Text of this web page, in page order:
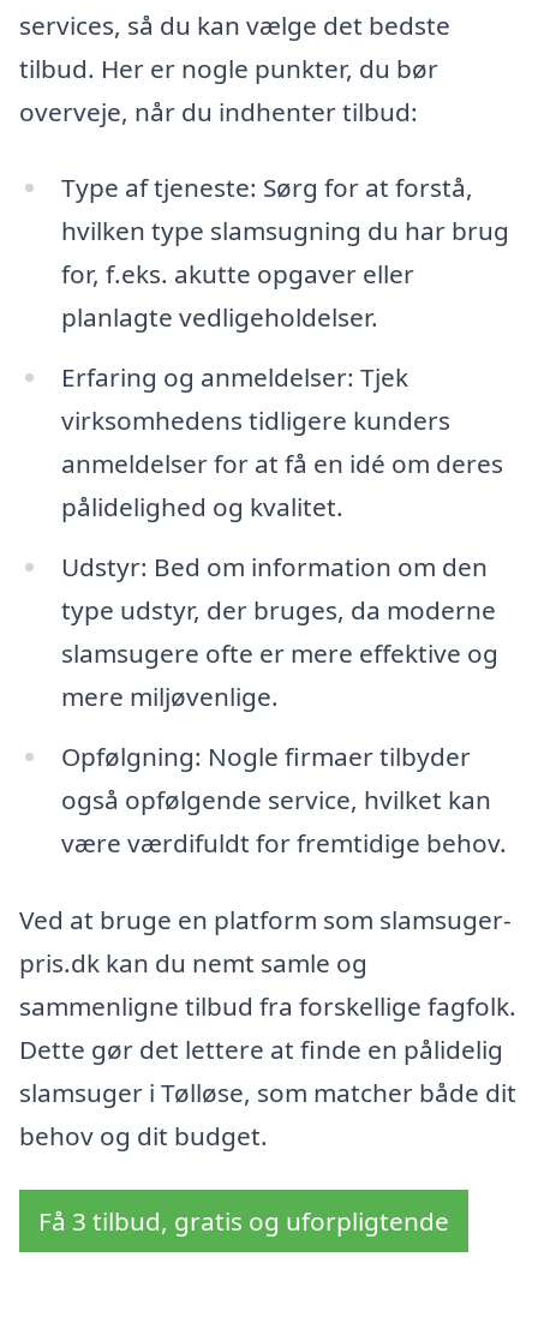
services, så du kan vælge det bedste
tilbud. Her er nogle punkter, du bør
overveje, når du indhenter tilbud:
Type af tjeneste: Sørg for at forstå,
hvilken type slamsugning du har brug
for, f.eks. akutte opgaver eller
planlagte vedligeholdelser.
Erfaring og anmeldelser: Tjek
virksomhedens tidligere kunders
anmeldelser for at få en idé om deres
pålidelighed og kvalitet.
Udstyr: Bed om information om den
type udstyr, der bruges, da moderne
slamsugere ofte er mere effektive og
mere miljøvenlige.
Opfølgning: Nogle firmaer tilbyder
også opfølgende service, hvilket kan
være værdifuldt for fremtidige behov.
Ved at bruge en platform som slamsuger-
pris.dk kan du nemt samle og
sammenligne tilbud fra forskellige fagfolk.
Dette gør det lettere at finde en pålidelig
slamsuger i Tølløse, som matcher både dit
behov og dit budget.
Få 3 tilbud, gratis og uforpligtende